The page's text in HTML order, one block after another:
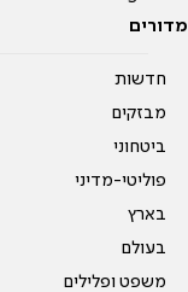
מדורים
חדשות
מבזקים
ביטחוני
פוליטי-מדיני
בארץ
בעולם
משפט ופלילים